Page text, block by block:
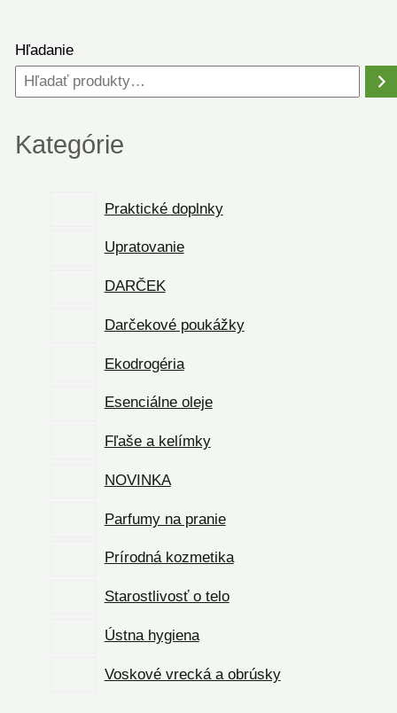
Hľadanie
Kategórie
Praktické doplnky
Upratovanie
DARČEK
Darčekové poukážky
Ekodrogéria
Esenciálne oleje
Fľaše a kelímky
NOVINKA
Parfumy na pranie
Prírodná kozmetika
Starostlivosť o telo
Ústna hygiena
Voskové vrecká a obrúsky